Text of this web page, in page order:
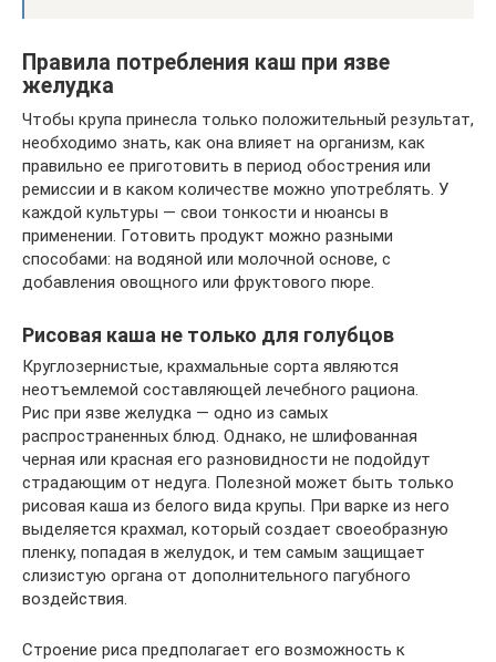
Правила потребления каш при язве
желудка
Чтобы крупа принесла только положительный результат,
необходимо знать, как она влияет на организм, как
правильно ее приготовить в период обострения или
ремиссии и в каком количестве можно употреблять. У
каждой культуры — свои тонкости и нюансы в
применении. Готовить продукт можно разными
способами: на водяной или молочной основе, с
добавления овощного или фруктового пюре.
Рисовая каша не только для голубцов
Круглозернистые, крахмальные сорта являются
неотъемлемой составляющей лечебного рациона.
Рис при язве желудка — одно из самых
распространенных блюд. Однако, не шлифованная
черная или красная его разновидности не подойдут
страдающим от недуга. Полезной может быть только
рисовая каша из белого вида крупы. При варке из него
выделяется крахмал, который создает своеобразную
пленку, попадая в желудок, и тем самым защищает
слизистую органа от дополнительного пагубного
воздействия.
Строение риса предполагает его возможность к